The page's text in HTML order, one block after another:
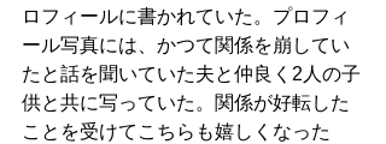
ロフィールに書かれていた。プロフィ
ール写真には、かつて関係を崩してい
たと話を聞いていた夫と仲良く2人の子
供と共に写っていた。関係が好転した
ことを受けてこちらも嬉しくなった